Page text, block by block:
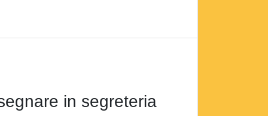
in segreteria